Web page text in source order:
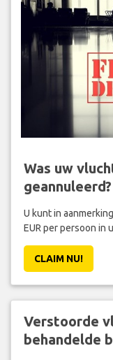
Was uw
geannuleerd?
U kunt in
EUR per persoon in
CLAIM NU!
Verstoorde
behandelde